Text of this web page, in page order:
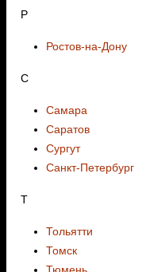
Р
Ростов-на-Дону
С
Самара
Саратов
Сургут
Санкт-Петербург
Т
Тольятти
Томск